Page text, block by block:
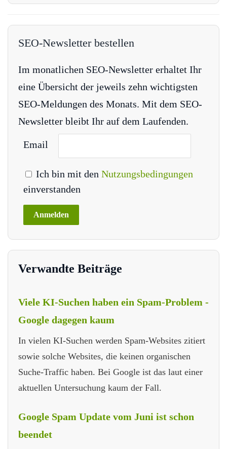
SEO-Newsletter bestellen
Im monatlichen SEO-Newsletter erhaltet Ihr
eine Übersicht der jeweils zehn wichtigsten
SEO-Meldungen des Monats. Mit dem SEO-
Newsletter bleibt Ihr auf dem Laufenden.
Email
Ich bin mit den Nutzungsbedingungen
einverstanden
Verwandte Beiträge
Viele KI-Suchen haben ein Spam-Problem -
Google dagegen kaum
In vielen KI-Suchen werden Spam-Websites zitiert
sowie solche Websites, die keinen organischen
Suche-Traffic haben. Bei Google ist das laut einer
aktuellen Untersuchung kaum der Fall.
Google Spam Update vom Juni ist schon
beendet